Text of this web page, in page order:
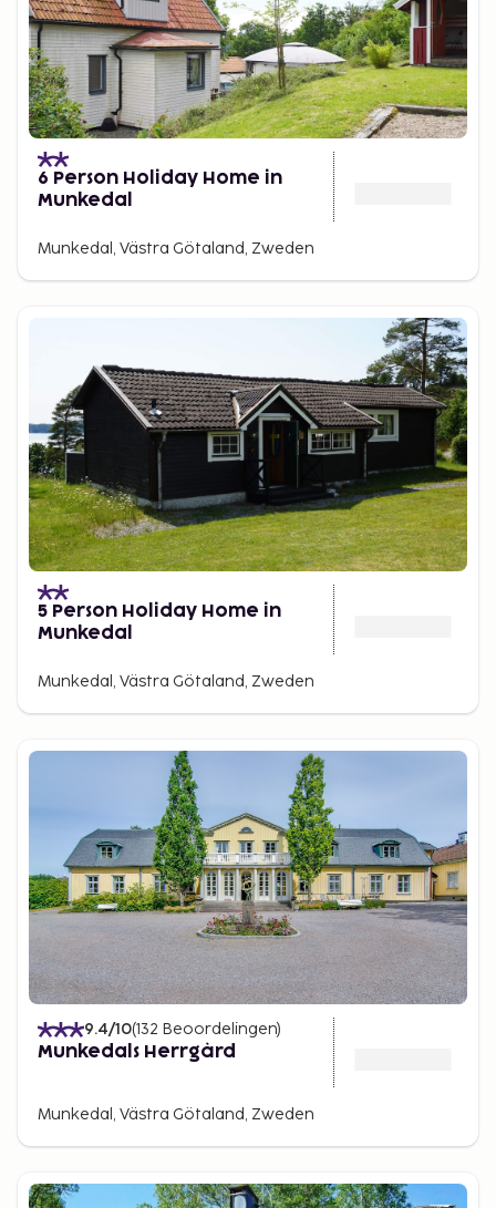
6 Person Holiday Home in
Munkedal
Munkedal, Västra Götaland, Zweden
5 Person Holiday Home in
Munkedal
Munkedal, Västra Götaland, Zweden
9.4/10(132 Beoordelingen)
Munkedals Herrgård
Munkedal, Västra Götaland, Zweden